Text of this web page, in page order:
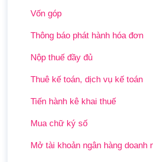
Vốn góp
Thông báo phát hành hóa đơn
Nộp thuế đầy đủ
Thuê kế toán, dịch vụ kế toán
Tiến hành kê khai thuế
Mua chữ ký số
Mở tài khoản ngân hàng doanh